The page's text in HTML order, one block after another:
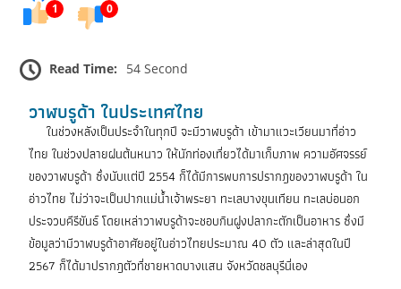
1 0
Read Time: 54 Second
วาฬบรูด้า ในประเทศไทย
ในช่วงหลังเป็นประจำในทุกปี จะมีวาฬบรูด้า เข้ามาแวะเวียนมาที่อ่าว
ไทย ในช่วงปลายฝนต้นหนาว ให้นักท่องเที่ยวได้มาเก็บภาพ ความอัศจรรย์
ของวาฬบรูด้า ซึ่งนับแต่ปี 2554 ก็ได้มีการพบการปรากฎของวาฬบรูด้า ใน
อ่าวไทย ไม่ว่าจะเป็นปากแม่น้ำเจ้าพระยา ทะเลบางขุนเทียน ทะเลบ่อนอก
ประจวบคีรีขันธ์ โดยเหล่าวาฬบรูด้าจะชอบกินฝูงปลากะตักเป็นอาหาร ซึ่งมี
ข้อมูลว่ามีวาฬบรูด้าอาศัยอยู่ในอ่าวไทยประมาณ 40 ตัว และล่าสุดในปี
2567 ก็ได้มาปรากฎตัวที่ชายหาดบางแสน จังหวัดชลบุรีนี่เอง